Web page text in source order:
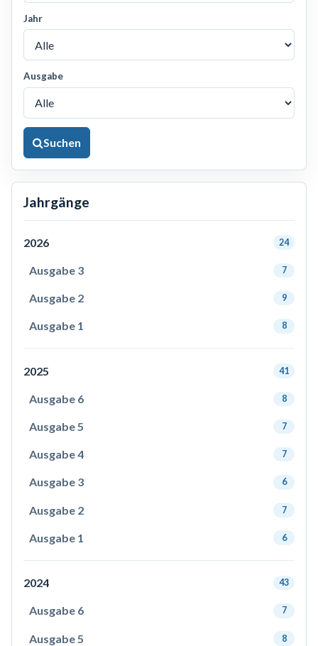
Jahr
Ausgabe
Suchen
Jahrgänge
2026 24
Ausgabe 3 7
Ausgabe 2 9
Ausgabe 1 8
2025 41
Ausgabe 6 8
Ausgabe 5 7
Ausgabe 4 7
Ausgabe 3 6
Ausgabe 2 7
Ausgabe 1 6
2024 43
Ausgabe 6 7
Ausgabe 5 8